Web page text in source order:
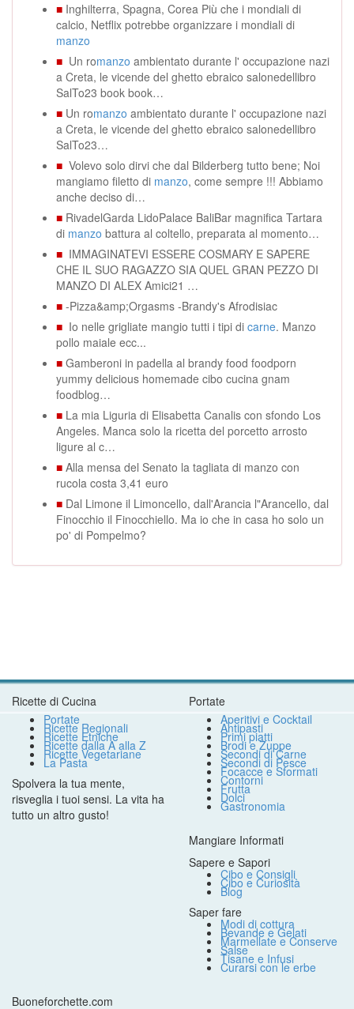
■ Inghilterra, Spagna, Corea Più che i mondiali di
calcio, Netflix potrebbe organizzare i mondiali di
manzo
■ Un romanzo ambientato durante l' occupazione nazi
a Creta, le vicende del ghetto ebraico salonedellibro
SalTo23 book book…
■ Un romanzo ambientato durante l' occupazione nazi
a Creta, le vicende del ghetto ebraico salonedellibro
SalTo23…
■ Volevo solo dirvi che dal Bilderberg tutto bene; Noi
mangiamo filetto di manzo, come sempre !!! Abbiamo
anche deciso di…
■ RivadelGarda LidoPalace BaliBar magnifica Tartara
di manzo battura al coltello, preparata al momento…
■ IMMAGINATEVI ESSERE COSMARY E SAPERE
CHE IL SUO RAGAZZO SIA QUEL GRAN PEZZO DI
MANZO DI ALEX Amici21 …
■ -Pizza&amp;Orgasms -Brandy's Afrodisiac
■ Io nelle grigliate mangio tutti i tipi di carne. Manzo
pollo maiale ecc...
■ Gamberoni in padella al brandy food foodporn
yummy delicious homemade cibo cucina gnam
foodblog…
■ La mia Liguria di Elisabetta Canalis con sfondo Los
Angeles. Manca solo la ricetta del porcetto arrosto
ligure al c…
■ Alla mensa del Senato la tagliata di manzo con
rucola costa 3,41 euro
■ Dal Limone il Limoncello, dall'Arancia l"Arancello, dal
Finocchio il Finocchiello. Ma io che in casa ho solo un
po' di Pompelmo?
Ricette di Cucina
Portate
Ricette Regionali
Ricette Etniche
Ricette dalla A alla Z
Ricette Vegetariane
La Pasta
Spolvera la tua mente,
risveglia i tuoi sensi. La vita ha
tutto un altro gusto!
Portate
Aperitivi e Cocktail
Antipasti
Primi piatti
Brodi e Zuppe
Secondi di Carne
Secondi di Pesce
Focacce e Sformati
Contorni
Frutta
Dolci
Gastronomia
Mangiare Informati
Sapere e Sapori
Cibo e Consigli
Cibo e Curiosità
Blog
Saper fare
Modi di cottura
Bevande e Gelati
Marmellate e Conserve
Salse
Tisane e Infusi
Curarsi con le erbe
Buoneforchette.com